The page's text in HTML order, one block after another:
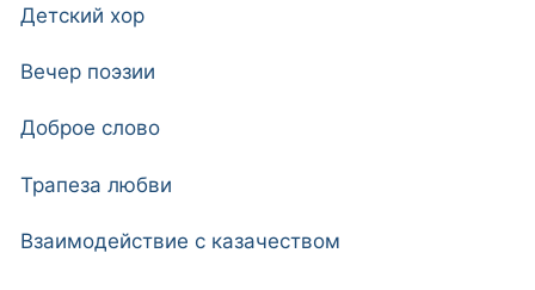
Детский хор
Вечер поэзии
Доброе слово
Трапеза любви
Взаимодействие с казачеством